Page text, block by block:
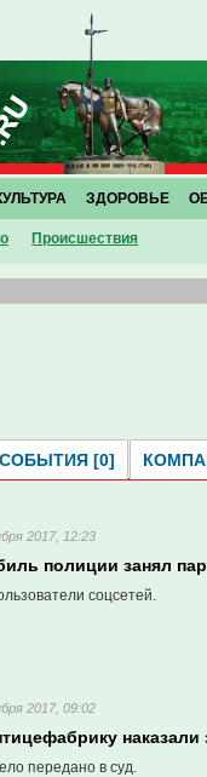
Проиcшествия
ЗДОРОВЬЕ
СОБЫТИЯ [0]
2017, 12:23
полиции занял
соцсетей.
2017, 09:02
передано в суд.